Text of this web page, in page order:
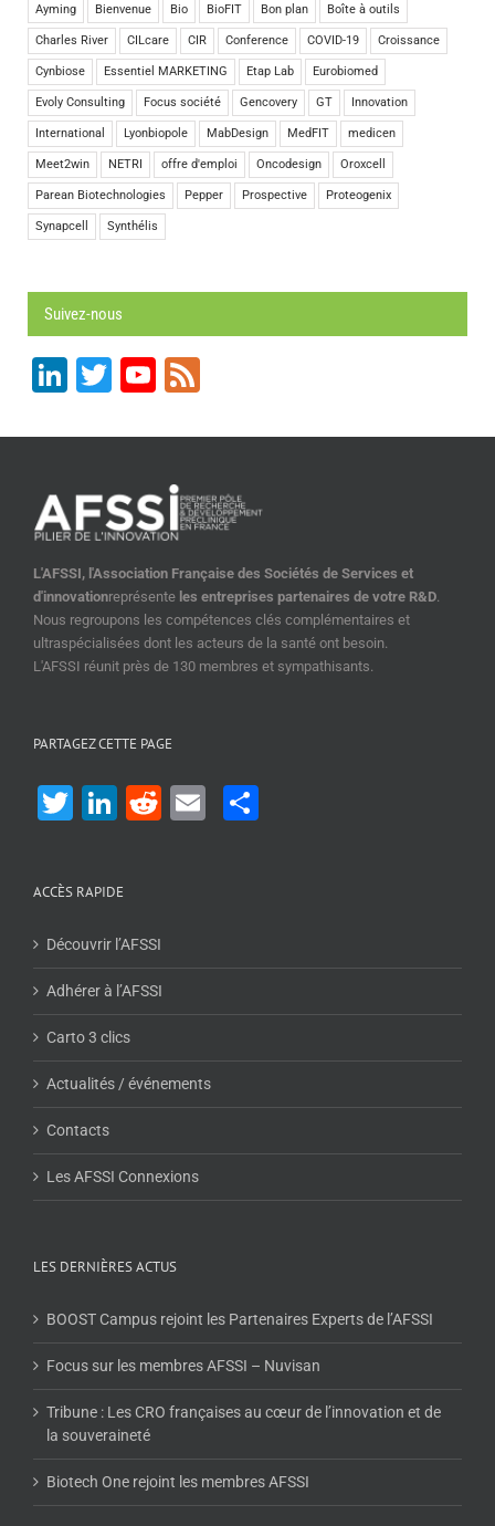
Ayming Bienvenue Bio BioFIT Bon plan Boîte à outils
Charles River CILcare CIR Conference COVID-19 Croissance
Cynbiose Essentiel MARKETING Etap Lab Eurobiomed
Evoly Consulting Focus société Gencovery GT Innovation
International Lyonbiopole MabDesign MedFIT medicen
Meet2win NETRI offre d'emploi Oncodesign Oroxcell
Parean Biotechnologies Pepper Prospective Proteogenix
Synapcell Synthélis
Suivez-nous
LinkedIn
TwitterYouTube
L'AFSSI, l'Association Française des Sociétés de Services et
d'innovationreprésente les entreprises partenaires de votre R&D.
Nous regroupons les compétences clés complémentaires et
ultraspécialisées dont les acteurs de la santé ont besoin.
L'AFSSI réunit près de 130 membres et sympathisants.
PARTAGEZ CETTE PAGE
Twitter
LinkedIn
Reddit
Email
ACCÈS RAPIDE
Découvrir l’AFSSI
Adhérer à l’AFSSI
Carto 3 clics
Actualités / événements
Contacts
Les AFSSI Connexions
LES DERNIÈRES ACTUS
BOOST Campus rejoint les Partenaires Experts de l’AFSSI
Focus sur les membres AFSSI – Nuvisan
Tribune : Les CRO françaises au cœur de l’innovation et de
la souveraineté
Biotech One rejoint les membres AFSSI